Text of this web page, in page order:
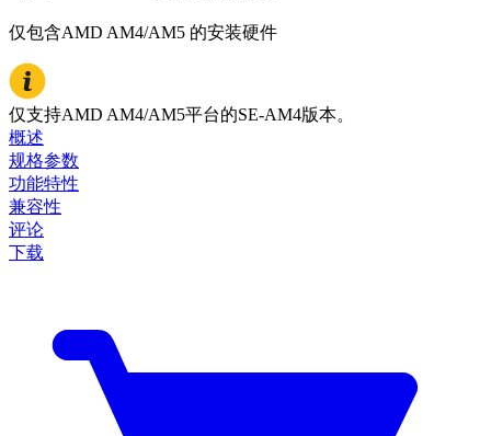
仅包含AMD AM4/AM5 的安装硬件
仅支持AMD AM4/AM5平台的SE-AM4版本。
概述
规格参数
功能特性
兼容性
评论
下载